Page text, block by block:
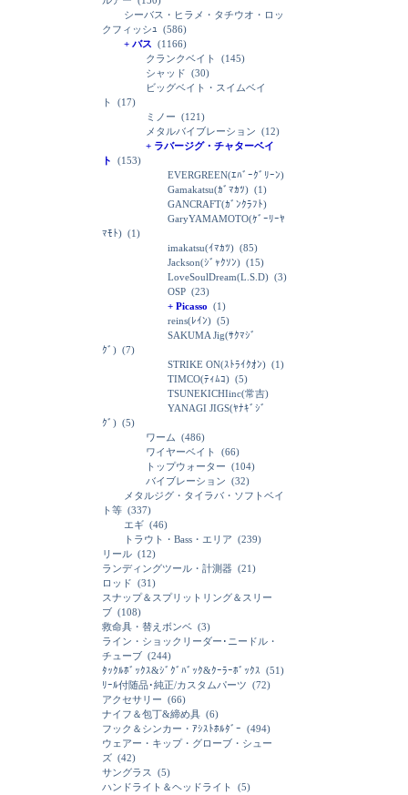
シーバス・ヒラメ・タチウオ・ロッ
クフィッシｭ (586)
+ バス (1166)
クランクベイト
(145)
シャッド (30)
ビッグベイト・スイムベイ
ト
(17)
ミノー (121)
メタルバイブレーション (12)
+ ラバージグ・チャターベイ
ト
(153)
EVERGREEN(ｴﾊﾞｰｸﾞﾘｰﾝ)
Gamakatsu(ｶﾞﾏｶﾂ) (1)
GANCRAFT(ｶﾞﾝｸﾗﾌﾄ)
GaryYAMAMOTO(ｹﾞｰﾘｰﾔ
ﾏﾓﾄ) (1)
imakatsu(ｲﾏｶﾂ) (85)
Jackson(ｼﾞｬｸｿﾝ) (15)
LoveSoulDream(L.S.D) (3)
OSP (23)
+ Picasso (1)
reins(ﾚｲﾝ) (5)
SAKUMA Jig(ｻｸﾏｼﾞ
ｸﾞ) (7)
STRIKE ON(ｽﾄﾗｲｸｵﾝ) (1)
TIMCO(ﾃｨﾑｺ) (5)
TSUNEKICHIinc(常吉)
YANAGI JIGS(ﾔﾅｷﾞｼﾞ
ｸﾞ) (5)
ワーム (486)
ワイヤーベイト
(66)
トップウォーター (104)
バイブレーション (32)
メタルジグ・タイラバ・ソフトベイ
ト等 (337)
エギ (46)
トラウト・Bass・エリア (239)
リール (12)
ランディングツール・計測器 (21)
ロッド (31)
スナップ＆スプリットリング＆スリー
ブ (108)
救命具・替えボンベ (3)
ライン・ショックリーダー･ニードル・
チューブ (244)
ﾀｯｸﾙﾎﾞｯｸｽ&ｼﾞｸﾞﾊﾞｯｸ&ｸｰﾗｰﾎﾞｯｸｽ (51)
ﾘｰﾙ付随品･純正/カスタムパーツ (72)
アクセサリー (66)
ナイフ＆包丁&締め具 (6)
フック＆シンカー・ｱｼｽﾄﾎﾙﾀﾞｰ (494)
ウェアー・キップ・グローブ・シュー
ズ (42)
サングラス
(5)
ハンドライト＆ヘッドライト
(5)